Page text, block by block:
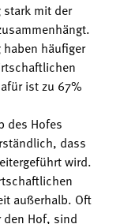
mit der
häufiger
ist zu 67%
des Hofes
dass
wird.
außerhalb. Oft
den Hof, sind